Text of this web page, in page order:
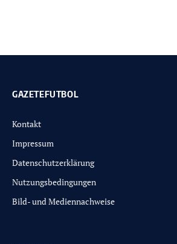
GAZETEFUTBOL
Kontakt
Impressum
Datenschutzerklärung
Nutzungsbedingungen
Bild- und Mediennachweise